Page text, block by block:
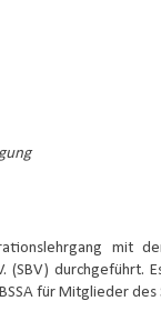
mit
(SBV) durchgeführt.
für Mitglieder des